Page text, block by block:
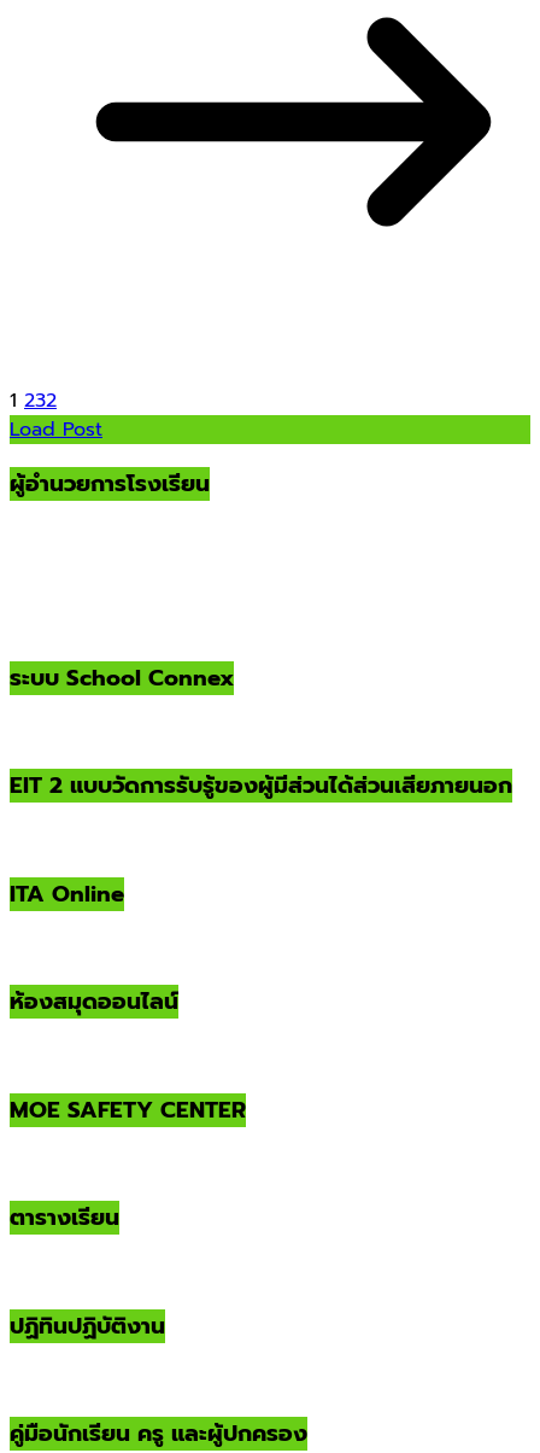
1 232
Load Post
ผู้อำนวยการโรงเรียน
ระบบ School Connex
EIT 2 แบบวัดการรับรู้ของผู้มีส่วนได้ส่วนเสียภายนอก
ITA Online
ห้องสมุดออนไลน์
MOE SAFETY CENTER
ตารางเรียน
ปฏิทินปฏิบัติงาน
คู่มือนักเรียน ครู และผู้ปกครอง